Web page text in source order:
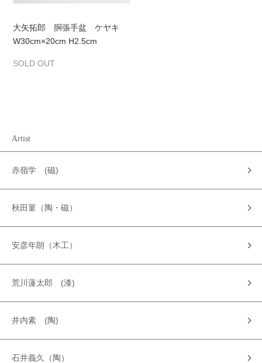
大矢拓郎 胴張手盆 ケヤキ
W30cm×20cm H2.5cm
SOLD OUT
Artist
赤嶺学 (磁)
秋田菫（陶・磁）
安彦年朗（木工）
荒川蓮太郎 (漆)
井内素 (陶)
石井義久（陶）